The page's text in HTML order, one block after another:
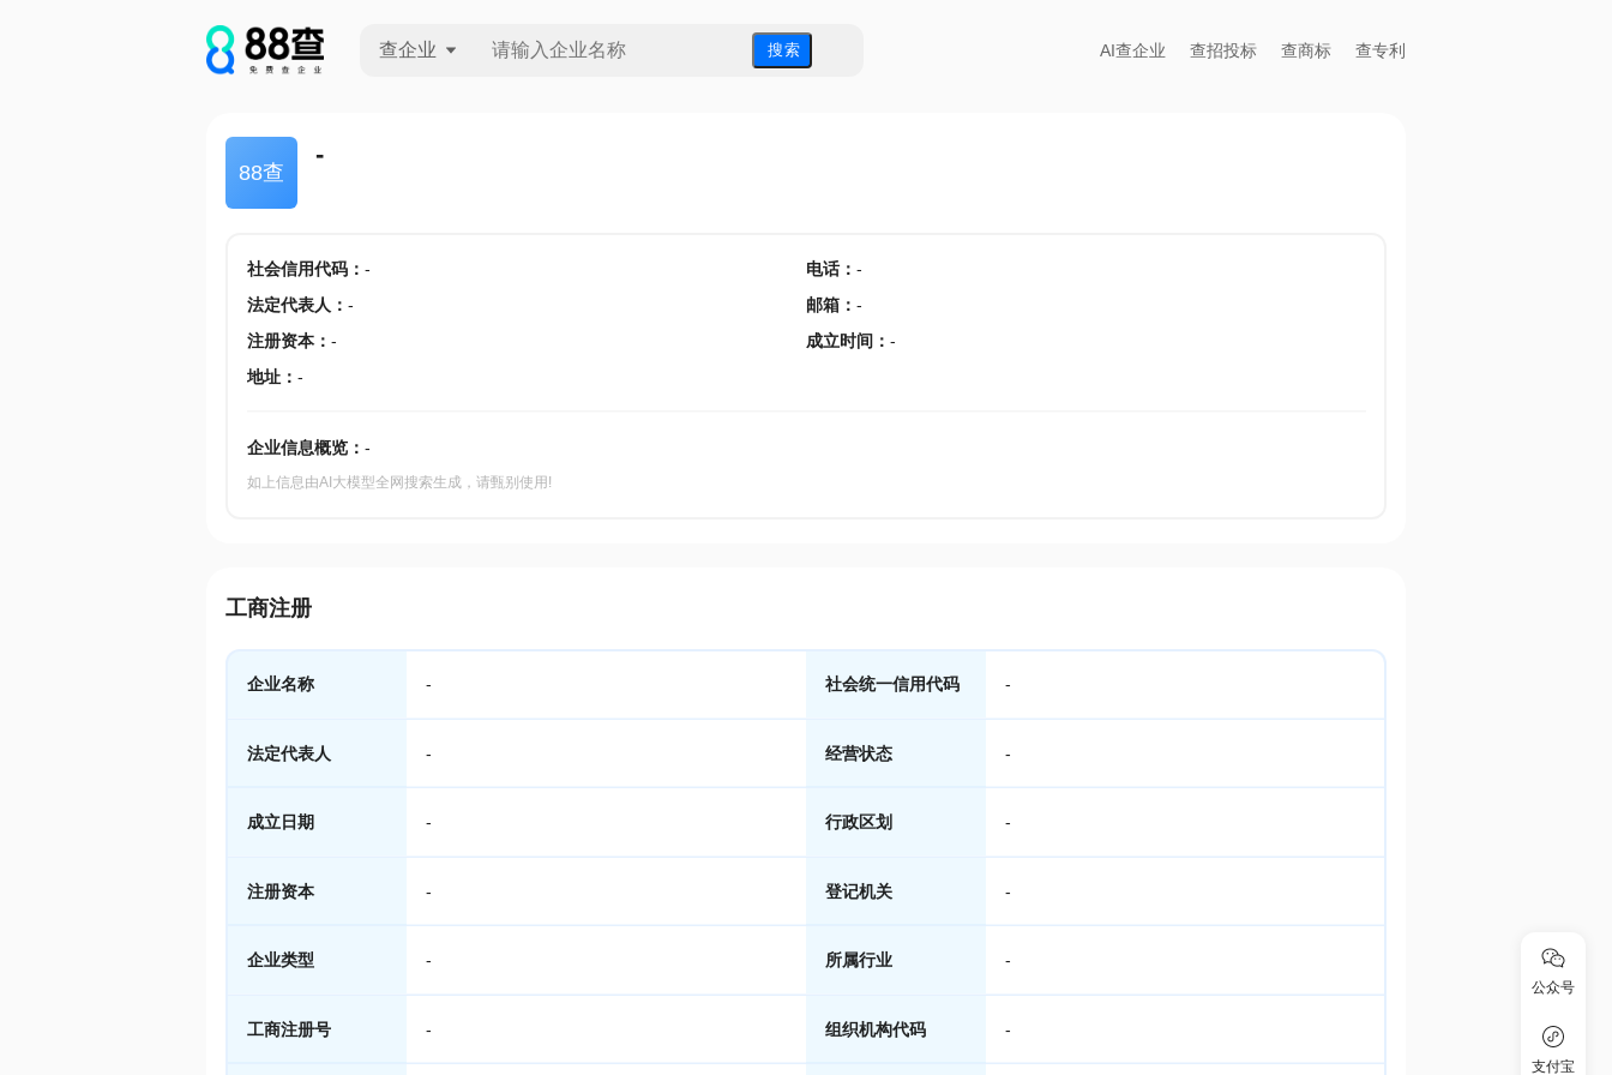
查企业 搜 索 AI查企业 查招投标 查商标 查专利
88查
-
社会信用代码： - 电话： -
法定代表人 ： - 邮箱 ： -
注册资本： - 成立时间 ： -
地址： -
企业信息概览： -
如上信息由AI大模型全网搜索生成，请甄别使用!
工商注册
企业名称 - 社会统一信用代码 -
法定代表人 - 经营状态 -
成立日期 - 行政区划 -
注册资本 - 登记机关 -
企业类型 - 所属行业 -
工商注册号 - 组织机构代码 -
公众号
支付宝